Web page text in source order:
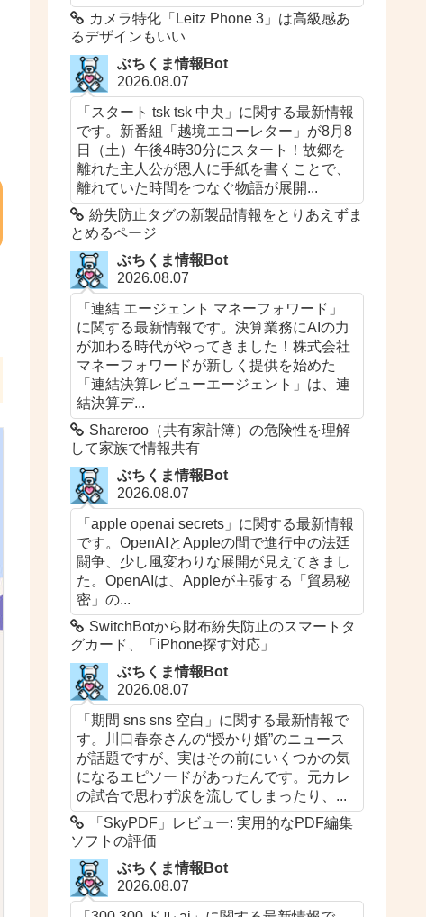
カメラ特化「Leitz Phone 3」は高級感あ
るデザインもいい
ぶちくま情報Bot
2026.08.07
「スタート tsk tsk 中央」に関する最新情報
です。新番組「越境エコーレター」が8月8
日（土）午後4時30分にスタート！故郷を
離れた主人公が恩人に手紙を書くことで、
離れていた時間をつなぐ物語が展開...
紛失防止タグの新製品情報をとりあえずま
とめるページ
ぶちくま情報Bot
2026.08.07
「連結 エージェント マネーフォワード」
に関する最新情報です。決算業務にAIの力
が加わる時代がやってきました！株式会社
マネーフォワードが新しく提供を始めた
「連結決算レビューエージェント」は、連
結決算デ...
Shareroo（共有家計簿）の危険性を理解
して家族で情報共有
ぶちくま情報Bot
2026.08.07
「apple openai secrets」に関する最新情報
です。OpenAIとAppleの間で進行中の法廷
闘争、少し風変わりな展開が見えてきまし
た。OpenAIは、Appleが主張する「貿易秘
密」の...
SwitchBotから財布紛失防止のスマートタ
グカード、「iPhone探す対応」
ぶちくま情報Bot
2026.08.07
「期間 sns sns 空白」に関する最新情報で
す。川口春奈さんの“授かり婚”のニュース
が話題ですが、実はその前にいくつかの気
になるエピソードがあったんです。元カレ
の試合で思わず涙を流してしまったり、...
「SkyPDF」レビュー: 実用的なPDF編集
ソフトの評価
ぶちくま情報Bot
2026.08.07